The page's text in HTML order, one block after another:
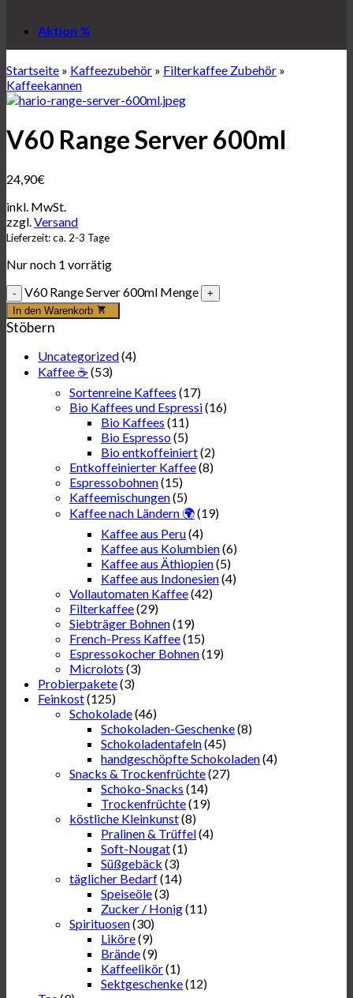
Aktion %
Startseite » Kaffeezubehör » Filterkaffee Zubehör »
Kaffeekannen
V60 Range Server 600ml
24,90€
inkl. MwSt.
zzgl.Versand
Lieferzeit: ca. 2-3 Tage
Nur noch 1 vorrätig
V60 Range Server 600ml Menge
In den Warenkorb
Stöbern
Uncategorized(4)
Kaffee ☕ (53)
Sortenreine Kaffees (17)
Bio Kaffees und Espressi(16)
Bio Kaffees (11)
Bio Espresso(5)
Bio entkoffeiniert(2)
Entkoffeinierter Kaffee(8)
Espressobohnen(15)
Kaffeemischungen(5)
Kaffee nach Ländern 🌍(19)
Kaffee aus Peru(4)
Kaffee aus Kolumbien(6)
Kaffee aus Äthiopien(5)
Kaffee aus Indonesien(4)
Vollautomaten Kaffee(42)
Filterkaffee(29)
Siebträger Bohnen(19)
French-Press Kaffee(15)
Espressokocher Bohnen(19)
Microlots (3)
Probierpakete(3)
Feinkost(125)
Schokolade(46)
Schokoladen-Geschenke(8)
Schokoladentafeln(45)
handgeschöpfte Schokoladen(4)
Snacks & Trockenfrüchte(27)
Schoko-Snacks (14)
Trockenfrüchte(19)
köstliche Kleinkunst(8)
Pralinen & Trüffel(4)
Soft-Nougat(1)
Süßgebäck (3)
täglicher Bedarf(14)
Speiseöle(3)
Zucker / Honig(11)
Spirituosen(30)
Liköre(9)
Brände(9)
Kaffeelikör(1)
Sektgeschenke(12)